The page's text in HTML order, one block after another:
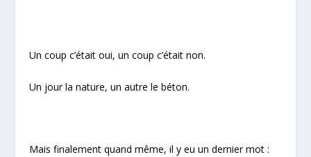
Un coup c’était oui, un coup c’était non.
Un jour la nature, un autre le béton.
Mais finalement quand même, il y eu un dernier mot :